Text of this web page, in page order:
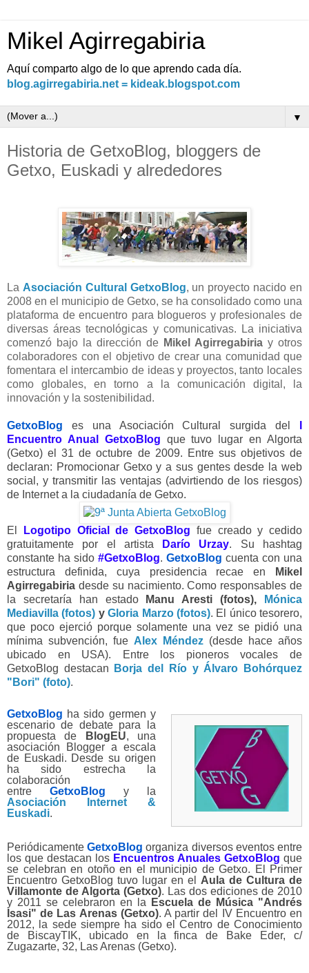
Mikel Agirregabiria
Aquí comparto algo de lo que aprendo cada día.
blog.agirregabiria.net = kideak.blogspot.com
▼
Historia de GetxoBlog, bloggers de
Getxo, Euskadi y alrededores
La Asociación Cultural GetxoBlog, un proyecto nacido en
2008 en el municipio de Getxo, se ha consolidado como una
plataforma de encuentro para blogueros y profesionales de
diversas áreas tecnológicas y comunicativas. La iniciativa
comenzó bajo la dirección de Mikel Agirregabiria y otros
colaboradores con el objetivo de crear una comunidad que
fomentara el intercambio de ideas y proyectos, tanto locales
como globales, en torno a la comunicación digital, la
innovación y la sostenibilidad.
GetxoBlog es una Asociación Cultural surgida del
Encuentro Anual GetxoBlog que tuvo lugar en Algorta
(Getxo) el 31 de octubre de 2009. Entre sus objetivos de
declaran: Promocionar Getxo y a sus gentes desde la web
social, y transmitir las ventajas (advirtiendo de los riesgos)
de Internet a la ciudadanía de Getxo.
El Logotipo Oficial de GetxoBlog fue creado y cedido
gratuitamente por el artista
Darío Urzay. Su hashtag
constante ha sido #GetxoBlog. GetxoBlog cuenta con una
estructura definida, cuya presidencia recae en
Mikel
Agirregabiria desde su nacimiento. Como responsables de
la secretaría han estado
Manu Aresti (fotos),
Mónica
Mediavilla (fotos) yGloria Marzo (fotos). El único tesorero,
que poco ejerció porque solamente una vez se pidió una
mínima subvención, fue Alex Méndez (desde hace años
ubicado en USA). Entre los pionerosvocales de
GetxoBlog destacan
Borja del Río y Álvaro Bohórquez
"Bori" (foto).
GetxoBlog ha sido germen y
escenario de debate para la
propuesta de
BlogEU, una
asociación Blogger a escala
de Euskadi. Desde su origen
ha sido estrecha la
colaboración
entre GetxoBlog
y la
Asociación Internet &
Euskadi.
PeriódicamenteGetxoBlog organiza diversos eventos entre
los que destacan los Encuentros Anuales GetxoBlog que
se celebran en otoño en el municipio de Getxo. El Primer
Encuentro GetxoBlog tuvo lugar en el Aula de Cultura de
Villamonte de Algorta (Getxo). Las dos ediciones de 2010
y 2011 se celebraron en la
Escuela de Música "Andrés
Isasi" de Las Arenas (Getxo). A partir del IV Encuentro en
2012, la sede siempre ha sido el Centro de Conocimiento
de BiscayTIK, ubicado en la finca de Bake Eder, c/
Zugazarte, 32, Las Arenas (Getxo).